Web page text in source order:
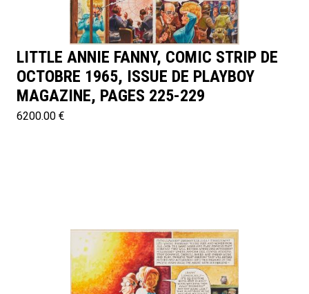
LITTLE ANNIE FANNY, COMIC STRIP DE
OCTOBRE 1965, ISSUE DE PLAYBOY
MAGAZINE, PAGES 225-229
6200.00 €